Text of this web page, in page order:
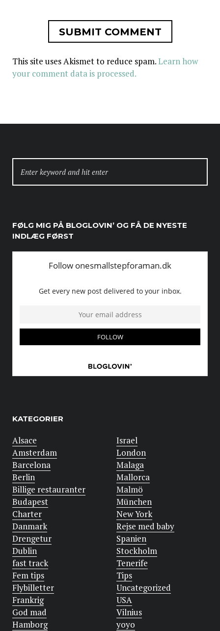
This site uses Akismet to reduce spam.Learn how
your comment data is processed.
FOR:
FØLG MIG PÅ BLOGLOVIN’ OG FÅ DE NYESTE
INDLÆG FØRST
KATEGORIER
Alsace
Amsterdam
Barcelona
Berlin
Billige restauranter
Budapest
Charter
Danmark
Drengetur
Dublin
fast track
Fem tips
Flybilletter
Frankrig
God mad
Hamborg
Israel
London
Malaga
Mallorca
Malmö
München
New York
Rejse med baby
Spanien
Stockholm
Tenerife
Tips
Uncategorized
USA
Vilnius
yoyo